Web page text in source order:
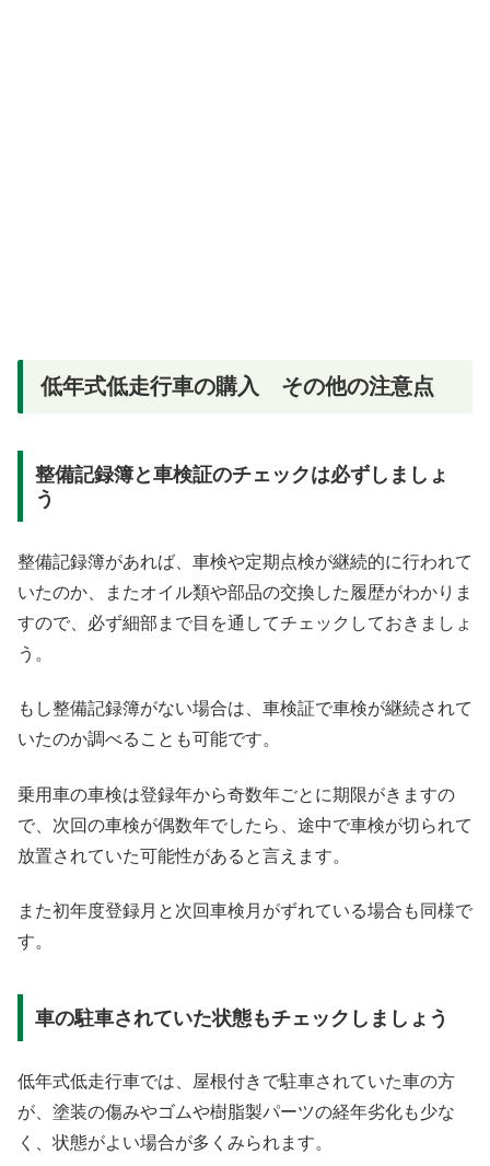
低年式低走行車の購入 その他の注意点
整備記録簿と車検証のチェックは必ずしましょ
う
整備記録簿があれば、車検や定期点検が継続的に行われて
いたのか、またオイル類や部品の交換した履歴がわかりま
すので、必ず細部まで目を通してチェックしておきましょ
う。
もし整備記録簿がない場合は、車検証で車検が継続されて
いたのか調べることも可能です。
乗用車の車検は登録年から奇数年ごとに期限がきますの
で、次回の車検が偶数年でしたら、途中で車検が切られて
放置されていた可能性があると言えます。
また初年度登録月と次回車検月がずれている場合も同様で
す。
車の駐車されていた状態もチェックしましょう
低年式低走行車では、屋根付きで駐車されていた車の方
が、塗装の傷みやゴムや樹脂製パーツの経年劣化も少な
く、状態がよい場合が多くみられます。